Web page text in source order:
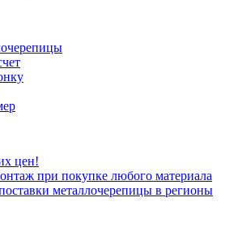
цен!
при покупке любого материала
металлочерепицы в регионы